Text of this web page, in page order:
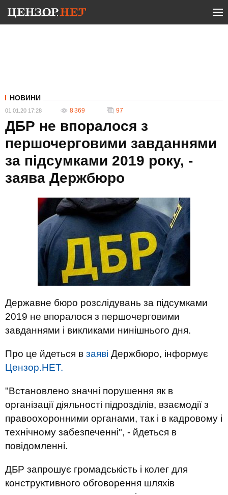
НОВИНИ
01.01.20 17:28 8 369 97
ДБР не впоралося з
першочерговими завданнями
за підсумками 2019 року, -
заява Держбюро
Державне бюро розслідувань за підсумками
2019 не впоралося з першочерговими
завданнями і викликами нинішнього дня.
Про це йдеться в заяві Держбюро, інформує
Цензор.НЕТ.
"Встановлено значні порушення як в
організації діяльності підрозділів, взаємодії з
правоохоронними органами, так і в кадровому і
технічному забезпеченні", - йдеться в
повідомленні.
ДБР запрошує громадськість і колег для
конструктивного обговорення шляхів